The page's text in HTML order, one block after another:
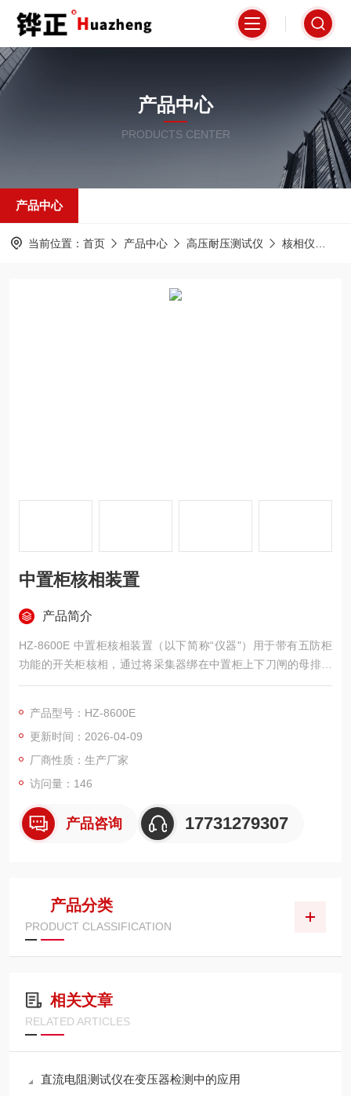
产品中心
PRODUCTS CENTER
产品中心
当前位置： 首页 产品中心 高压耐压测试仪 核相仪
中置柜核相装置
产品简介
HZ-8600E 中置柜核相装置（以下简称“仪器"）用于带有五防柜
功能的开关柜核相，通过将采集器绑在中置柜上下刀闸的母排上
可实现六相同测。同时，仪器还配置通用发射器，用于两条高压
次带电显示器核相，同时具有线路带电检测功能。
产品型号：HZ-8600E
更新时间：2026-04-09
厂商性质：生产厂家
访问量：146
产品咨询 17731279307
产品分类
PRODUCT CLASSIFICATION
相关文章
RELATED ARTICLES
直流电阻测试仪在变压器检测中的应用